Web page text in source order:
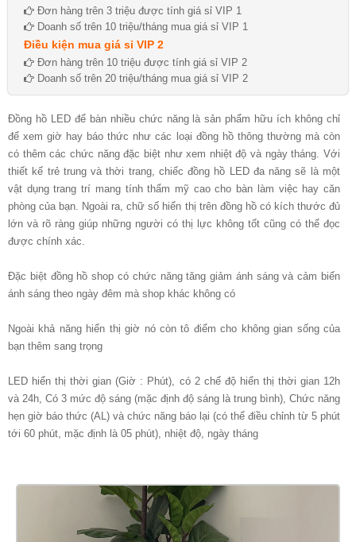
Đơn hàng trên 3 triệu được tính giá sỉ VIP 1
Doanh số trên 10 triệu/tháng mua giá sỉ VIP 1
Điều kiện mua giá sỉ VIP 2
Đơn hàng trên 10 triệu được tính giá sỉ VIP 2
Doanh số trên 20 triệu/tháng mua giá sỉ VIP 2
Đồng hồ LED để bàn nhiều chức năng là sản phẩm hữu ích không chỉ
để xem giờ hay báo thức như các loại đồng hồ thông thường mà còn
có thêm các chức năng đặc biệt như xem nhiệt độ và ngày tháng. Với
thiết kế trẻ trung và thời trang, chiếc đồng hồ LED đa năng sẽ là một
vật dụng trang trí mang tính thẩm mỹ cao cho bàn làm việc hay căn
phòng của bạn. Ngoài ra, chữ số hiển thị trên đồng hồ có kích thước đủ
lớn và rõ ràng giúp những người có thị lực không tốt cũng có thể đọc
được chính xác.
Đặc biệt đồng hồ shop có chức năng tăng giảm ánh sáng và cảm biến
ánh sáng theo ngày đêm mà shop khác không có
Ngoài khả năng hiển thị giờ nó còn tô điểm cho không gian sống của
bạn thêm sang trọng
LED hiển thị thời gian (Giờ : Phút), có 2 chế độ hiển thị thời gian 12h
và 24h, Có 3 mức độ sáng (mặc định độ sáng là trung bình), Chức năng
hẹn giờ báo thức (AL) và chức năng báo lại (có thể điều chỉnh từ 5 phút
tới 60 phút, mặc định là 05 phút), nhiệt độ, ngày tháng